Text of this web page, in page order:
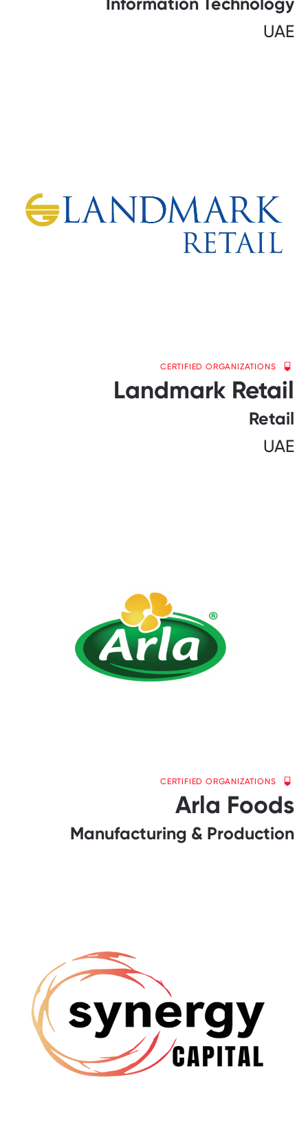
UAE
CERTIFIED ORGANIZATIONS
Landmark Retail
Retail
UAE
CERTIFIED ORGANIZATIONS
Arla Foods
Manufacturing & Production